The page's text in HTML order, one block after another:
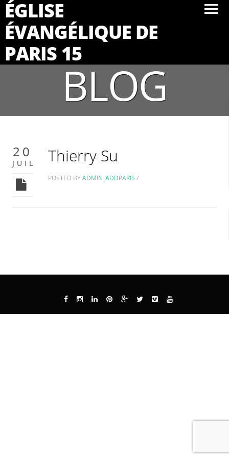
ÉGLISE
ÉVANGÉLIQUE DE
PARIS 15
BLOG
20
JUIL Thierry Su
POSTED BYADMIN_ADDPARIS /